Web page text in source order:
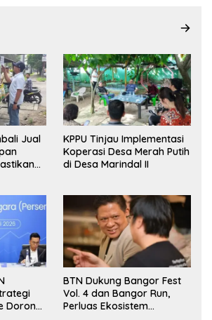
Jual
KPPU Tinjau Implementasi
Koperasi Desa Merah Putih
di Desa Marindal II
Dorong
BTN Dukung Bangor Fest
Vol. 4 dan Bangor Run,
Perluas Ekosistem